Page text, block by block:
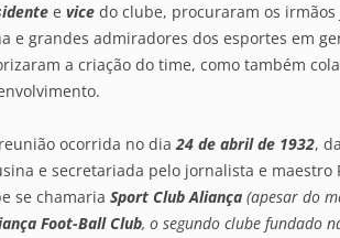
e vice do clube, procuraram os
e grandes admiradores dos esportes em
a criação do time, como também
ocorrida no dia24 de abril de 1932,
e secretariada pelo jornalista e
se chamaria Sport Club Aliança (apesar do
Foot-Ball Club, o segundo clube fundado